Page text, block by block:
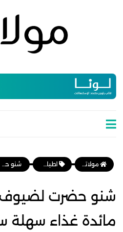
مولاتي موقع نسائي مغربي يهتم بالمرأة المغربية، وأخبار الأسرة و المجتمع اطباق رئيسية شنو حضرت لضيوف الغفلة ؟؟ مائدة غذاء سهلة سريعة و بسيطة غير مكلفة
شنو حضرت لضيوف
مائدة غذاء سهلة